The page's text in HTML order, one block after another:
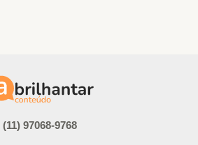
(11) 97068-9768